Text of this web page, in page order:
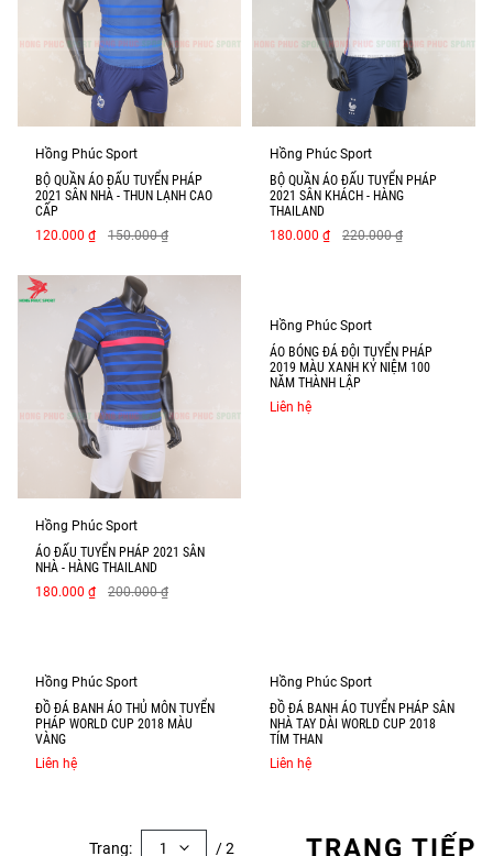
Hồng Phúc Sport
BỘ QUẦN ÁO ĐẤU TUYỂN PHÁP
2021 SÂN NHÀ - THUN LẠNH CAO
CẤP
120.000 ₫
150.000 ₫
Hồng Phúc Sport
BỘ QUẦN ÁO ĐẤU TUYỂN PHÁP
2021 SÂN KHÁCH - HÀNG
THAILAND
180.000 ₫
220.000 ₫
Hồng Phúc Sport
ÁO ĐẤU TUYỂN PHÁP 2021 SÂN
NHÀ - HÀNG THAILAND
180.000 ₫
200.000 ₫
Hồng Phúc Sport
ÁO BÓNG ĐÁ ĐỘI TUYỂN PHÁP
2019 MÀU XANH KỶ NIỆM 100
NĂM THÀNH LẬP
Liên hệ
Hồng Phúc Sport
ĐỒ ĐÁ BANH ÁO THỦ MÔN TUYỂN
PHÁP WORLD CUP 2018 MÀU
VÀNG
Liên hệ
Hồng Phúc Sport
ĐỒ ĐÁ BANH ÁO TUYỂN PHÁP SÂN
NHÀ TAY DÀI WORLD CUP 2018
TÍM THAN
Liên hệ
Trang: 1 / 2 TRANG TIẾP